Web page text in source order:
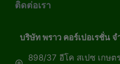
ติดต่อเรา
บริษัท พราว คอร์เปอเรชั่น จ
898/37 อีโค สเปซ เกษ